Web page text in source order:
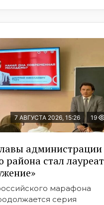
7 АВГУСТА 2026, 15:26 19
администрации
района стал
марафона
серия